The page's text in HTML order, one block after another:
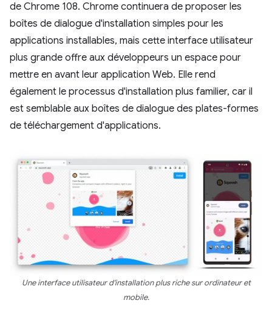
de Chrome 108. Chrome continuera de proposer les
boîtes de dialogue d'installation simples pour les
applications installables, mais cette interface utilisateur
plus grande offre aux développeurs un espace pour
mettre en avant leur application Web. Elle rend
également le processus d'installation plus familier, car il
est semblable aux boîtes de dialogue des plates-formes
de téléchargement d'applications.
Une interface utilisateur d'installation plus riche sur ordinateur et
mobile.